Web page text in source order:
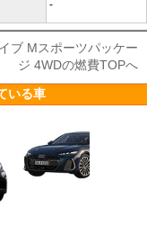
-
ブ Mスポーツパッケー
ジ 4WDの燃費TOPへ
いる車